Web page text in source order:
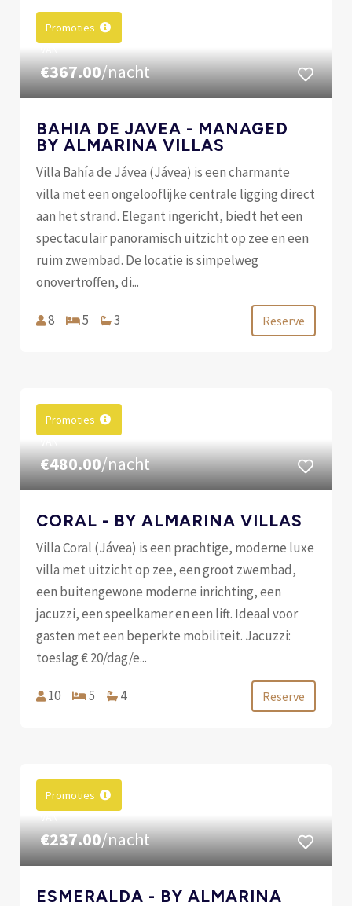
Promoties
€367.00/nacht
BAHIA DE JAVEA - MANAGED
BY ALMARINA VILLAS
Villa Bahía de Jávea (Jávea) is een charmante
villa met een ongelooflijke centrale ligging direct
aan het strand. Elegant ingericht, biedt het een
spectaculair panoramisch uitzicht op zee en een
ruim zwembad. De locatie is simpelweg
onovertroffen, di...
8 5 3 Reserve
Promoties
€480.00/nacht
CORAL - BY ALMARINA VILLAS
Villa Coral (Jávea) is een prachtige, moderne luxe
villa met uitzicht op zee, een groot zwembad,
een buitengewone moderne inrichting, een
jacuzzi, een speelkamer en een lift. Ideaal voor
gasten met een beperkte mobiliteit. Jacuzzi:
toeslag € 20/dag/e...
10 5 4 Reserve
Promoties
€237.00/nacht
ESMERALDA - BY ALMARINA